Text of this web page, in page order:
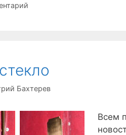
Бахтерев
Всем